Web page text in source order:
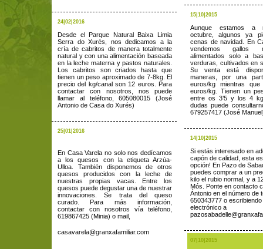
15|10|2015
Aunque estamos a
octubre, algunos ya
cenas de navidad. En
vendemos gallos
alimentados solo a
verduras, cultivados en
Su venta está
maneras, por una
euros/kg mientras
euros/kg. Tienen un
entre os 3’5 y los 4
dudas puede
679257417 (José
14|10|2015
Si estás interesado en
capón de calidad, esta
opción! En Pazo de
puedes comprar a un
kilo el rubio normal, y a
Mós. Ponte en contacto
Ántonio en el número de
650343777 o
electrónico a
07|10|2015
24|02|2016
Desde el Parque Natural Baixa Limia
Serra do Xurés, nos dedicamos a la
cría de cabritos de manera totalmente
natural y con una alimentación baseada
en la leche materna y pastos naturales.
Los cabritos son criados hasta que
tienen un peso aproximado de 7-8kg. El
precio del kg/canal son 12 euros. Para
contactar con nosotros, nos puede
llamar al teléfono, 605080015 (José
Antonio de Casa do Xurés)
25|01|2016
En Casa Varela no solo nos dedícamos
a los quesos con la etiqueta Arzúa-
Ulloa. También disponemos de otros
quesos producidos con la leche de
nuestras propias vacas. Entre los
quesos puede degustar una de nuestrar
innovaciones. Se trata del queso
curado. Para más información,
contactar con nosotros vía teléfono,
619867425 (Minia) o mail,
casavarela@granxafamiliar.com